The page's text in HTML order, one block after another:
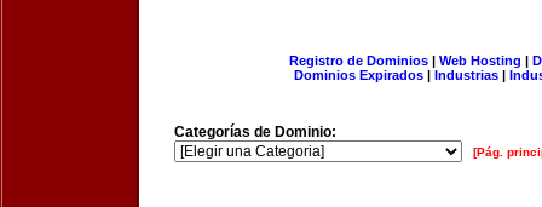
Registro de Dominios| Web Hosting |
Dominios Expirados | Industrias |
Categorías de Dominio:
[Pág.